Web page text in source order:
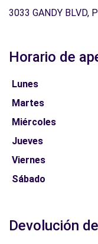
3033 GANDY BLVD,
Horario de
Lunes
Martes
Miércoles
Jueves
Viernes
Sábado
Devolución